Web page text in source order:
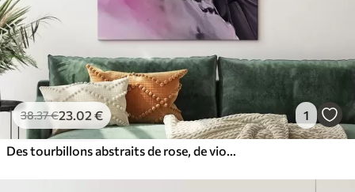
38.37€23.02€ 1
Des tourbillons abstraits de rose, de violet et de noir se fondent dans une composition fluide et organique, créant une impression de mouvement